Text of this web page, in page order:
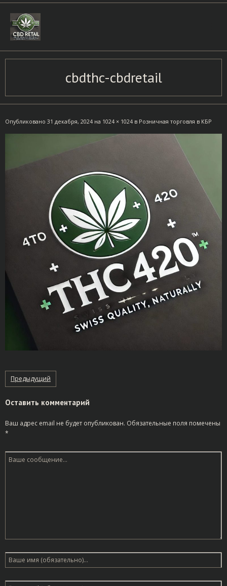
Skip
content
cbdthc-cbdretail
Опубликовано 31 декабря, 2024 на 1024 × 1024 в Розничная торговля в КБР
Предыдущий
Оставить комментарий
Ваш адрес email не будет опубликован. Обязательные поля помечены
*